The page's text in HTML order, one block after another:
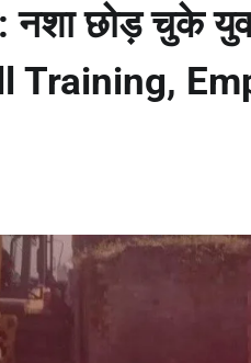
नशा छोड़ चुके
Training,